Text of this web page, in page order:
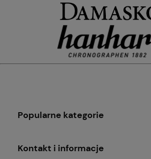
Popularne kategorie
Kontakt i informacje